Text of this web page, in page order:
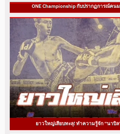
ONE Championship กับปรากฏการณ์ค
ยาวใหญ่เสียบทะลุ! ทำความรู้จัก “นาบิล